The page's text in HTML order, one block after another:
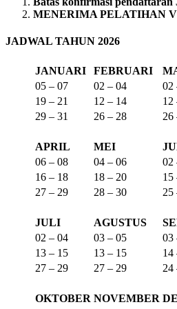
MENERIMA PELATIHAN
JADWAL TAHUN 2026
JANUARI FEBRUARI
05 – 07
02 – 04
02
19 – 21
12 – 14
12
29 – 31
26 – 28 26
APRIL MEI
06 – 08
04 – 06
02
16 – 18
18 – 20
15
27 – 29
28 – 30 25
JULI AGUSTUS
02 – 04
03 – 05
03
13 – 15
13 – 15
14
27 – 29
27 – 29 24
OKTOBER NOVEMBER